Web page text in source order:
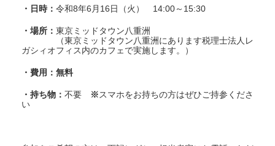
・日時： 令和8年6月16日（火） 14:00～15:30
・場所： 東京ミッドタウン八重洲
（東京ミッドタウン八重洲にあります税理士法人レ
ガシィオフィス内のカフェで実施します。）
・費用：無料
・持ち物： 不要 ※スマホをお持ちの方はぜひご持参くださ
い